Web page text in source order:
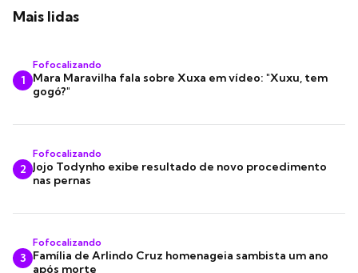
Mais lidas
1
Fofocalizando
Mara Maravilha fala sobre Xuxa em vídeo: "Xuxu, tem
gogó?"
2
Fofocalizando
Jojo Todynho exibe resultado de novo procedimento
nas pernas
3
Fofocalizando
Família de Arlindo Cruz homenageia sambista um ano
após morte